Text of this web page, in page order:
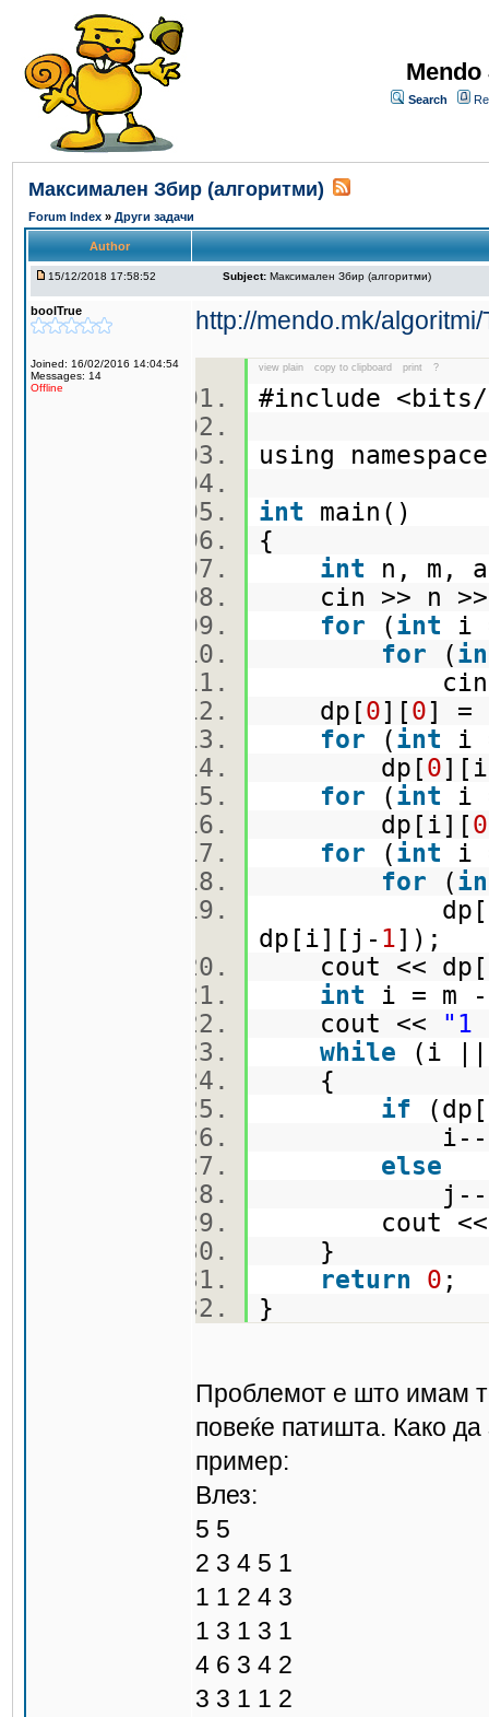
Search
Максимален Збир (алгоритми)
Forum Index » Други задачи
Author
15/12/2018 17:58:52 Subject: Максимален Збир (алгоритми)
boolTrue
Joined: 16/02/2016 14:04:54
Messages: 14
Offline
http://mendo.mk/
view plain copy to clipboard print ?
#include
using
int main()
{
int n, m,
cin >> n
for (int i
for (
cin
dp[0][0] =
for (int i
dp[0
for (int i
dp[i][0
for (int i
for (
dp[i][j] =
dp[i][j- 1]);
cout <<
int i = m
cout <<
"1
while (i
{
if
i--
else
j--
cout <<
}
return
0 ;
}
Проблемот е што имам
повеќе патишта. Како
пример:
Влез:
5 5
2 3 4 5 1
1 1 2 4 3
1 3 1 3 1
4 6 3 4 2
3 3 1 1 2